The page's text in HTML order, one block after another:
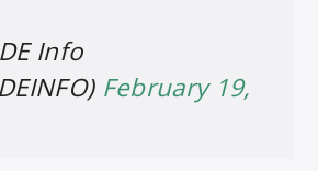
Info
February 19,